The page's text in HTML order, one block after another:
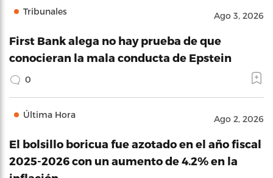
Tribunales Ago 3, 2026
First Bank alega no hay prueba de que
conocieran la mala conducta de Epstein
0
Última Hora Ago 2, 2026
El bolsillo boricua fue azotado en el año fiscal
2025-2026 con un aumento de 4.2% en la